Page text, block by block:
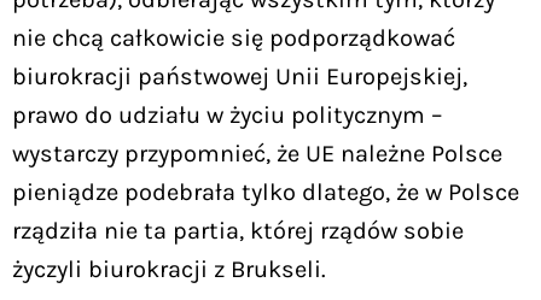
nie chcą całkowicie się podporządkować
biurokracji państwowej Unii Europejskiej,
prawo do udziału w życiu politycznym –
wystarczy przypomnieć, że UE należne Polsce
pieniądze podebrała tylko dlatego, że w Polsce
rządziła nie ta partia, której rządów sobie
życzyli biurokracji z Brukseli.